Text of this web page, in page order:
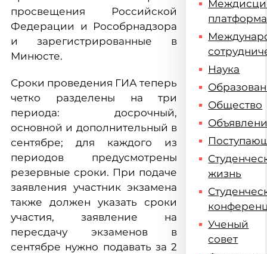
просвещения Российской
Федерации и Рособрнадзора
и зарегистрированные в
Минюсте.
Сроки проведения ГИА теперь
четко разделены на три
периода: досрочный,
основной и дополнительный в
сентябре; для каждого из
периодов предусмотрены
резервные сроки. При подаче
заявления участник экзамена
также должен указать сроки
участия, заявление на
пересдачу экзаменов в
сентябре нужно подавать за 2
платформа
Наука
Общество
жизнь
Ученый
совет